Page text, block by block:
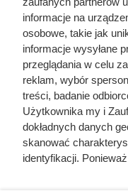
informacje na
osobowe, takie jak
informacje wysyłane
przeglądania w celu
reklam, wybór
treści, badanie
Użytkownika my i
dokładnych danych
skanować
identyfikacji.